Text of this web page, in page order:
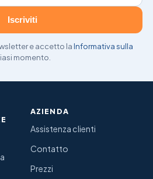
Iscriviti
e accetto la Informativa sulla
momento.
AZIENDA
Assistenza clienti
Contatto
Prezzi